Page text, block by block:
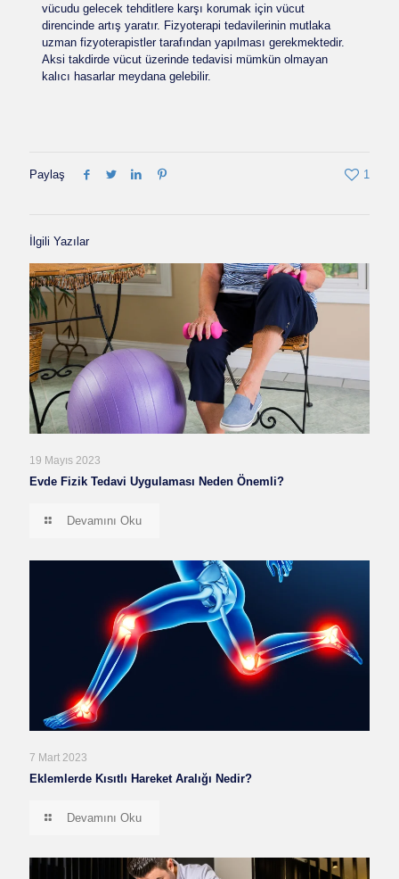
vücudu gelecek tehditlere karşı korumak için vücut
direncinde artış yaratır. Fizyoterapi tedavilerinin mutlaka
uzman fizyoterapistler tarafından yapılması gerekmektedir.
Aksi takdirde vücut üzerinde tedavisi mümkün olmayan
kalıcı hasarlar meydana gelebilir.
Paylaş 1
İlgili Yazılar
19 Mayıs 2023
Evde Fizik Tedavi Uygulaması Neden Önemli?
Devamını Oku
7 Mart 2023
Eklemlerde Kısıtlı Hareket Aralığı Nedir?
Devamını Oku